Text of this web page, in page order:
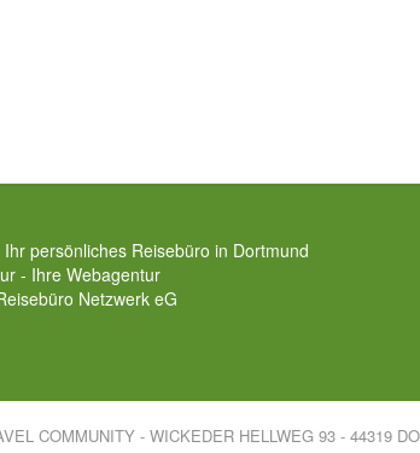
persönliches Reisebüro in Dortmund
- Ihre Webagentur
Netzwerk eG
COMMUNITY - WICKEDER HELLWEG 93 - 44319